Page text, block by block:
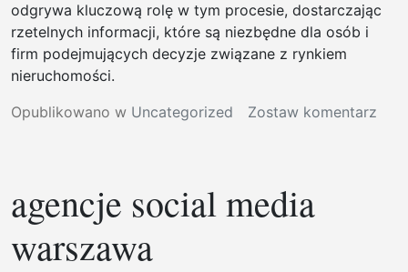
odgrywa kluczową rolę w tym procesie, dostarczając
rzetelnych informacji, które są niezbędne dla osób i
firm podejmujących decyzje związane z rynkiem
nieruchomości.
Opublikowano w Uncategorized Zostaw komentarz
agencje social media
warszawa